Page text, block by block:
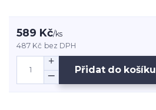
589 Kč/ks
487 Kč bez DPH
Přidat do košíku